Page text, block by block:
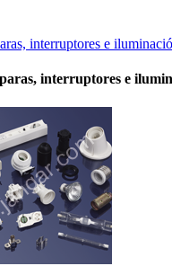
interruptores e
interruptores e